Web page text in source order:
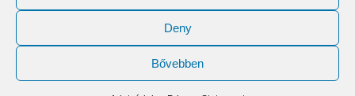
Deny
Bővebben
Egerfarmos.hu. A sablont készítette:
WordPress